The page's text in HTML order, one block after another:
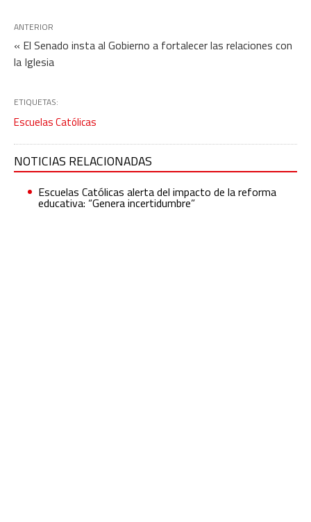
ANTERIOR
« El Senado insta al Gobierno a fortalecer las relaciones con
la Iglesia
ETIQUETAS:
Escuelas Católicas
NOTICIAS RELACIONADAS
Escuelas Católicas alerta del impacto de la reforma
educativa: “Genera incertidumbre”